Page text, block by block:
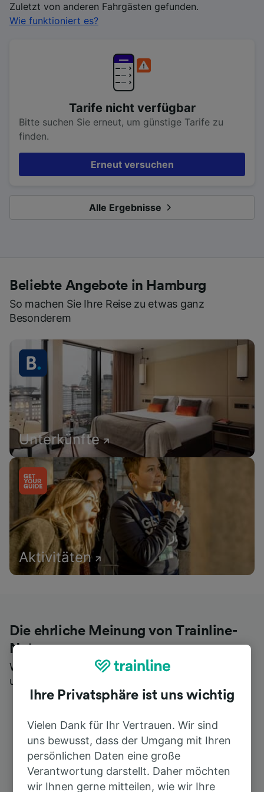
Zuletzt von anderen Fahrgästen gefunden.
Wie funktioniert es?
Tarife nicht verfügbar
Bitte suchen Sie erneut, um günstige Tarife zu
finden.
Erneut versuchen
Alle Ergebnisse
Beliebte Angebote in Hamburg
So machen Sie Ihre Reise zu etwas ganz
Besonderem
Unterkünfte
Aktivitäten
Die ehrliche Meinung von Trainline-
Nutzern
Wer könnte Ihnen besseres Feedback geben als
unsere Kunden selbst?
Ihre Privatsphäre ist uns wichtig
Vielen Dank für Ihr Vertrauen. Wir sind
uns bewusst, dass der Umgang mit Ihren
persönlichen Daten eine große
Verantwortung darstellt. Daher möchten
wir Ihnen gerne mitteilen, wie wir Ihre